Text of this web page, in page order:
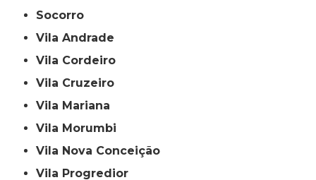
Socorro
Vila Andrade
Vila Cordeiro
Vila Cruzeiro
Vila Mariana
Vila Morumbi
Vila Nova Conceição
Vila Progredior